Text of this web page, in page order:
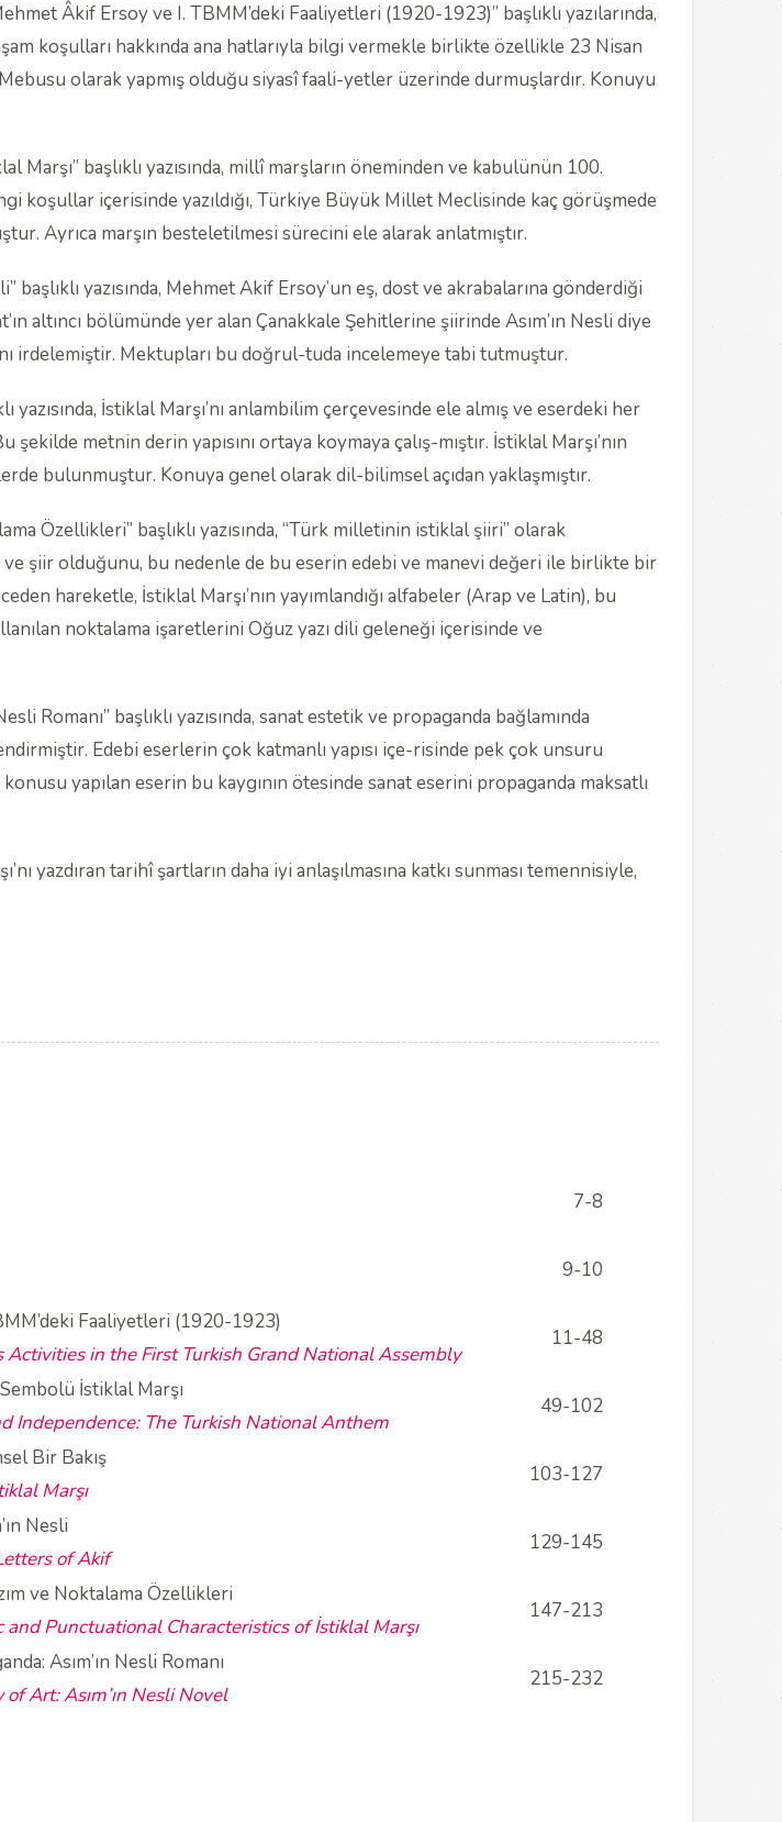
Âkif Ersoy ve I. TBMM’deki Faaliyetleri (1920-1923)” başlıklı yazılarında,
koşulları hakkında ana hatlarıyla bilgi vermekle birlikte özellikle 23 Nisan
olarak yapmış olduğu siyasî faali-yetler üzerinde durmuşlardır. Konuyu
Marşı” başlıklı yazısında, millî marşların öneminden ve kabulünün 100.
koşullar içerisinde yazıldığı, Türkiye Büyük Millet Meclisinde kaç görüşmede
Ayrıca marşın besteletilmesi sürecini ele alarak anlatmıştır.
yazısında, Mehmet Akif Ersoy’un eş, dost ve akrabalarına gönderdiği
altıncı bölümünde yer alan Çanakkale Şehitlerine şiirinde Asım’ın Nesli diye
irdelemiştir. Mektupları bu doğrul-tuda incelemeye tabi tutmuştur.
yazısında, İstiklal Marşı’nı anlambilim çerçevesinde ele almış ve eserdeki her
metnin derin yapısını ortaya koymaya çalış-mıştır. İstiklal Marşı’nın
bulunmuştur. Konuya genel olarak dil-bilimsel açıdan yaklaşmıştır.
Özellikleri” başlıklı yazısında, “Türk milletinin istiklal şiiri” olarak
şiir olduğunu, bu nedenle de bu eserin edebi ve manevi değeri ile birlikte bir
hareketle, İstiklal Marşı’nın yayımlandığı alfabeler (Arap ve Latin), bu
noktalama işaretlerini Oğuz yazı dili geleneği içerisinde ve
Romanı” başlıklı yazısında, sanat estetik ve propaganda bağlamında
Edebi eserlerin çok katmanlı yapısı içe-risinde pek çok unsuru
yapılan eserin bu kaygının ötesinde sanat eserini propaganda maksatlı
yazdıran tarihî şartların daha iyi anlaşılmasına katkı sunması temennisiyle,
7-8
9-10
Faaliyetleri (1920-1923)
in the First Turkish Grand National Assembly
11-48
İstiklal Marşı
Independence: The Turkish National Anthem
49-102
Bir Bakış
Marşı
103-127
Nesli
of Akif
129-145
ve Noktalama Özellikleri
Punctuational Characteristics of İstiklal Marşı
147-213
Asım’ın Nesli Romanı
Art: Asım’ın Nesli Novel
215-232